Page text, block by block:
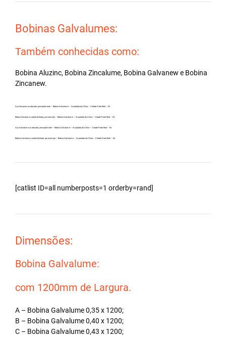
Bobinas Galvalumes:
Também conhecidas como:
Bobina Aluzinc, Bobina Zincalume, Bobina Galvanew e Bobina
Zincanew.
Aço Zincanew no atacado, principalmente – Bobina Galvalume – Importada da China – Cidade Porto Real – RJ.
Bobina Zincalume carreta fechada, por exemplo – Bobina Galvalume – Importada da China – Cidade Porto Real – RJ.
Aço Galvalume no atacado, principalmente – Bobina Galvalume – Importada da China – Cidade Porto Real – RJ.
Bobina Galvalume carreta fechada, por exemplo – Bobina Galvalume – Importada da China – Cidade Porto Real – RJ.
[catlist ID=all numberposts=1 orderby=rand]
Dimensões:
Bobina Galvalume:
com 1200mm de Largura.
A – Bobina Galvalume 0,35 x 1200;
B – Bobina Galvalume 0,40 x 1200;
C – Bobina Galvalume 0,43 x 1200;